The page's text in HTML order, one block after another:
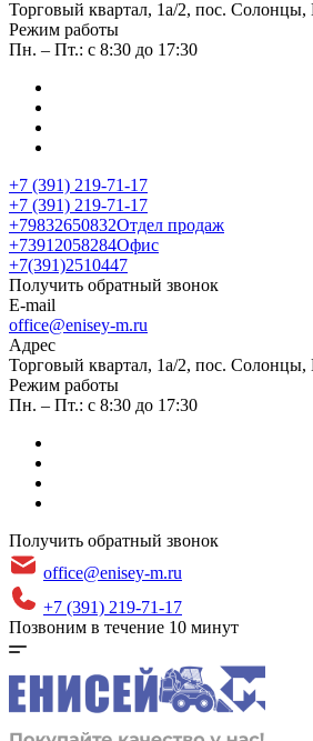
​Торговый квартал, 1а/2, пос. Солонцы,
Режим работы
Пн. – Пт.: с 8:30 до 17:30
+7 (391) 219-71-17
+7 (391) 219-71-17
+79832650832Отдел продаж
+73912058284Офис
+7(391)2510447
Получить обратный звонок
E-mail
office@enisey-m.ru
Адрес
​Торговый квартал, 1а/2, пос. Солонцы,
Режим работы
Пн. – Пт.: с 8:30 до 17:30
Получить обратный звонок
office@enisey-m.ru
+7 (391) 219-71-17
Позвоним в течение 10 минут